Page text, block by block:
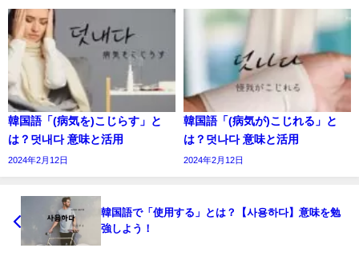
韓国語「(病気を)こじらす」と
は？덧내다 意味と活用
2024年2月12日
韓国語「(病気が)こじれる」と
は？덧나다 意味と活用
2024年2月12日
韓国語で「使用する」とは？【사용하다】意味を勉
強しよう！